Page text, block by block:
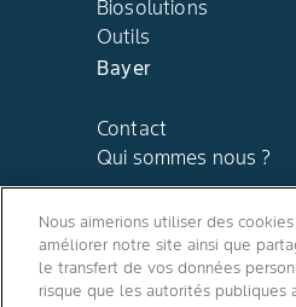
Biosolutions
Outils
Bayer
Contact
Qui sommes nous ?
Nous aimerions utiliser des
améliorer notre site ainsi que
le transfert de vos données
risque que les autorités publiques